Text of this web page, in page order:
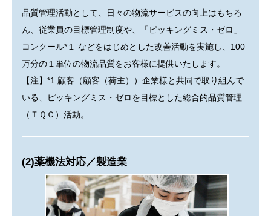
品質管理活動として、日々の物流サービスの向上はもちろ
ん、従業員の目標管理制度や、「ピッキングミス・ゼロ」
コンクール*１ などをはじめとした改善活動を実施し、100
万分の１単位の物流品質をお客様に提供いたします。
【注】*1.顧客（顧客（荷主））企業様と共同で取り組んで
いる、ピッキングミス・ゼロを目標とした総合的品質管理
（ＴＱＣ）活動。
(2)薬機法対応／製造業